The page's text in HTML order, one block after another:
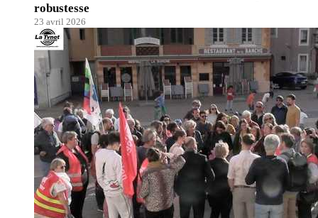
robustesse
23 avril 2026